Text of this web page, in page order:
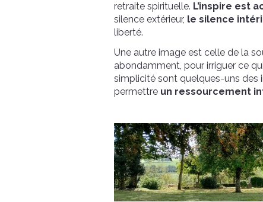
retraite spirituelle. L’inspire est
silence extérieur, le silence
liberté.
Une autre image est celle de la
abondamment, pour irriguer ce
simplicité sont quelques-uns
permettre un ressourcement